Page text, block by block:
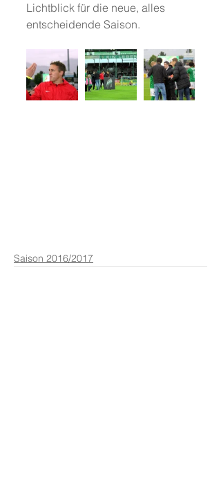
Lichtblick für die neue, alles
entscheidende Saison.
Saison 2016/2017